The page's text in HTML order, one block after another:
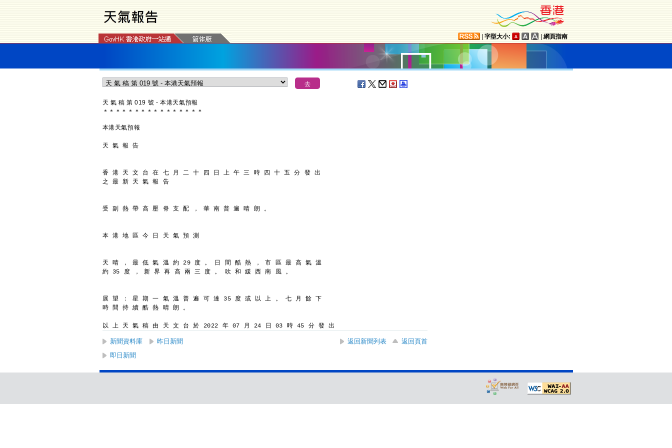
字型大小: 網頁指南
天 氣 稿 第 019 號 - 本港天氣預報
＊ ＊ ＊ ＊ ＊ ＊ ＊ ＊ ＊ ＊ ＊ ＊ ＊ ＊ ＊ ＊
本港天氣預報
天 氣 報 告
香 港 天 文 台 在 七 月 二 十 四 日 上 午 三 時 四 十 五 分 發 出
之 最 新 天 氣 報 告
受 副 熱 帶 高 壓 脊 支 配 ， 華 南 普 遍 晴 朗 。
本 港 地 區 今 日 天 氣 預 測
天 晴 ， 最 低 氣 溫 約 29 度 。 日 間 酷 熱 ， 市 區 最 高 氣 溫
約 35 度 ， 新 界 再 高 兩 三 度 。 吹 和 緩 西 南 風 。
展 望 ： 星 期 一 氣 溫 普 遍 可 達 35 度 或 以 上 。 七 月 餘 下
時 間 持 續 酷 熱 晴 朗 。
以 上 天 氣 稿 由 天 文 台 於 2022 年 07 月 24 日 03 時 45 分 發 出
新聞資料庫 昨日新聞 返回新聞列表
返回頁首
即日新聞